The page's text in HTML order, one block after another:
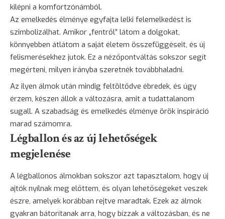
kilépni a komfortzónámból.
Az emelkedés élménye egyfajta lelki felemelkedést is
szimbolizálhat. Amikor „fentről” látom a dolgokat,
könnyebben átlátom a saját életem összefüggéseit, és új
felismerésekhez jutok. Ez a nézőpontváltás sokszor segít
megérteni, milyen irányba szeretnék továbbhaladni.
Az ilyen álmok után mindig feltöltődve ébredek, és úgy
érzem, készen állok a változásra, amit a tudattalanom
sugall. A szabadság és emelkedés élménye örök inspiráció
marad számomra.
Légballon és az új lehetőségek
megjelenése
A légballonos álmokban sokszor azt tapasztalom, hogy új
ajtók nyílnak meg előttem, és olyan lehetőségeket veszek
észre, amelyek korábban rejtve maradtak. Ezek az álmok
gyakran bátorítanak arra, hogy bízzak a változásban, és ne